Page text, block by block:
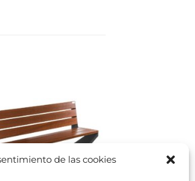
de las cookies